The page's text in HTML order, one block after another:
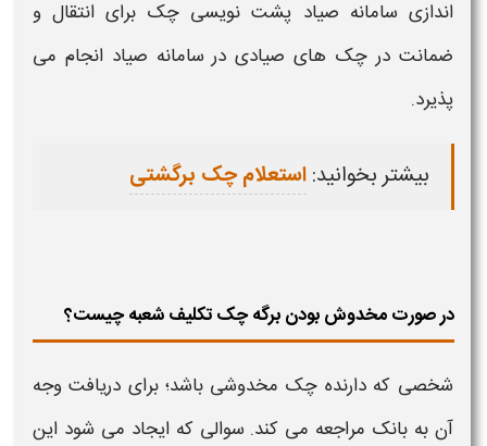
اندازی سامانه صیاد پشت نویسی چک برای انتقال و
ضمانت در چک های صیادی در سامانه صیاد انجام می
پذیرد.
بیشتر بخوانید:استعلام چک برگشتی
در صورت مخدوش بودن برگه چک تکلیف شعبه چیست؟
شخصی که دارنده چک مخدوشی باشد؛ برای دریافت وجه
آن به بانک مراجعه می کند. سوالی که ایجاد می شود این